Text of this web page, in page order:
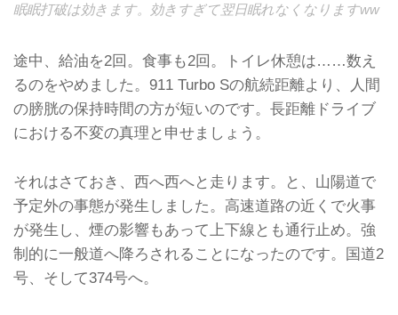
眠眠打破は効きます。効きすぎて翌日眠れなくなりますww
途中、給油を2回。食事も2回。トイレ休憩は……数え
るのをやめました。911 Turbo Sの航続距離より、人間
の膀胱の保持時間の方が短いのです。長距離ドライブ
における不変の真理と申せましょう。
それはさておき、西へ西へと走ります。と、山陽道で
予定外の事態が発生しました。高速道路の近くで火事
が発生し、煙の影響もあって上下線とも通行止め。強
制的に一般道へ降ろされることになったのです。国道2
号、そして374号へ。